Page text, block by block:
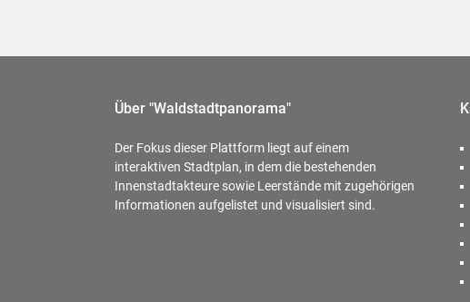
Über "Waldstadtpanorama"
Der Fokus dieser Plattform liegt auf einem
interaktiven Stadtplan, in dem die bestehenden
Innenstadtakteure sowie Leerstände mit zugehörigen
Informationen aufgelistet und visualisiert sind.